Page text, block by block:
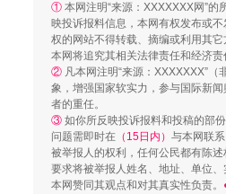
漫山遍野的桃花与雪山、麦
① 本网注明“来源：XXXXXXX网”
映投诉报料信息，本网有权发布或
权的网站不得转载、摘编或利用其
本网将追究其相关法律责任和经济
② 凡本网注明“来源：XXXXXXX”
象，增强国家软实力，参与国际新
者的重任。
③ 如你所反映投诉报料和投稿的部
问题需即时在 （15日内） 与本网联
被举报人的权利，任何公民都有陈述
要求将被举报人姓名、地址、单位
本网赞同其观点和对其真实性负责。